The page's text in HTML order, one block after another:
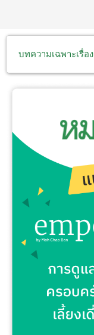
บทความเฉพาะเรื่อง